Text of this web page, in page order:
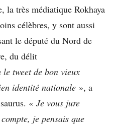
la très médiatique Rokhaya
célèbres, y sont aussi
le député du Nord de
du délit
le tweet de bon vieux
identité nationale », a
« Je vous jure
je pensais que